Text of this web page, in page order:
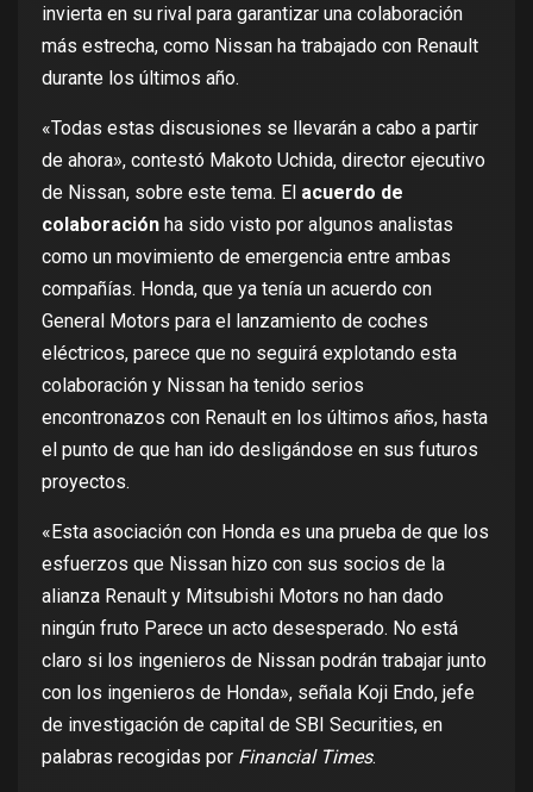
invierta en su rival para garantizar una colaboración
más estrecha, como Nissan ha trabajado con Renault
durante los últimos año.
«Todas estas discusiones se llevarán a cabo a partir
de ahora», contestó Makoto Uchida, director ejecutivo
de Nissan, sobre este tema. El acuerdo de
colaboración ha sido visto por algunos analistas
como un movimiento de emergencia entre ambas
compañías. Honda, que ya tenía un acuerdo con
General Motors para el lanzamiento de coches
eléctricos, parece que no seguirá explotando esta
colaboración y Nissan ha tenido serios
encontronazos con Renault en los últimos años, hasta
el punto de que han ido desligándose en sus futuros
proyectos.
«Esta asociación con Honda es una prueba de que los
esfuerzos que Nissan hizo con sus socios de la
alianza Renault y Mitsubishi Motors no han dado
ningún fruto Parece un acto desesperado. No está
claro si los ingenieros de Nissan podrán trabajar junto
con los ingenieros de Honda», señala Koji Endo, jefe
de investigación de capital de SBI Securities, en
palabras recogidas por Financial Times.